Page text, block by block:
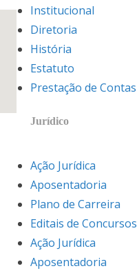
Institucional
Diretoria
História
Estatuto
Prestação de Contas
Jurídico
Ação Jurídica
Aposentadoria
Plano de Carreira
Editais de Concursos
Ação Jurídica
Aposentadoria